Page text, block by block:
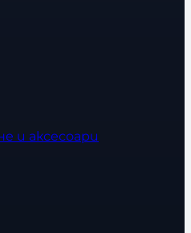
и аксесоари